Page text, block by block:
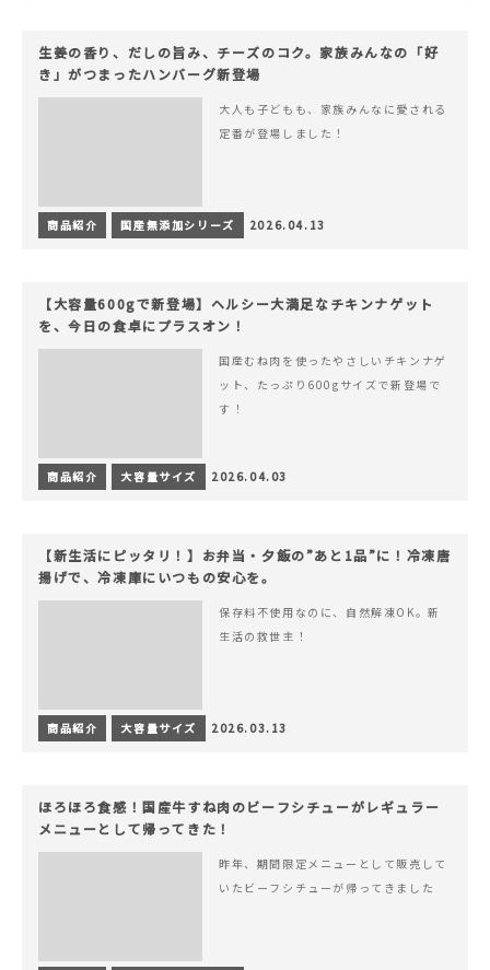
生姜の香り、だしの旨み、チーズのコク。家族みんなの「好
き」がつまったハンバーグ新登場
大人も子どもも、家族みんなに愛される
定番が登場しました！
商品紹介 国産無添加シリーズ 2026.04.13
【大容量600gで新登場】ヘルシー大満足なチキンナゲット
を、今日の食卓にプラスオン！
国産むね肉を使ったやさしいチキンナゲ
ット、たっぷり600gサイズで新登場で
す！
商品紹介 大容量サイズ 2026.04.03
【新生活にピッタリ！】お弁当・夕飯の”あと1品”に！冷凍唐
揚げで、冷凍庫にいつもの安心を。
保存料不使用なのに、自然解凍OK。新
生活の救世主！
商品紹介 大容量サイズ 2026.03.13
ほろほろ食感！国産牛すね肉のビーフシチューがレギュラー
メニューとして帰ってきた！
昨年、期間限定メニューとして販売して
いたビーフシチューが帰ってきました